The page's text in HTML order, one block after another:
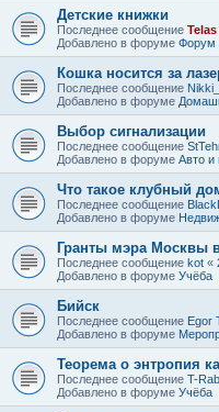
Детские книжки
Последнее сообщение Telas
Добавлено в форуме Форум
Кошка носится за
Последнее сообщение
Добавлено в форуме
Выбор сигнализации
Последнее сообщение
Добавлено в форуме Авто и
Что такое клубный
Последнее сообщение
Добавлено в форуме
Гранты мэра Москвы
Последнее сообщение kot «
Добавлено в форуме Учёба
Бийск
Последнее сообщение Egor
Добавлено в форуме
Теорема о энтропия
Последнее сообщение T-
Добавлено в форуме Учёба